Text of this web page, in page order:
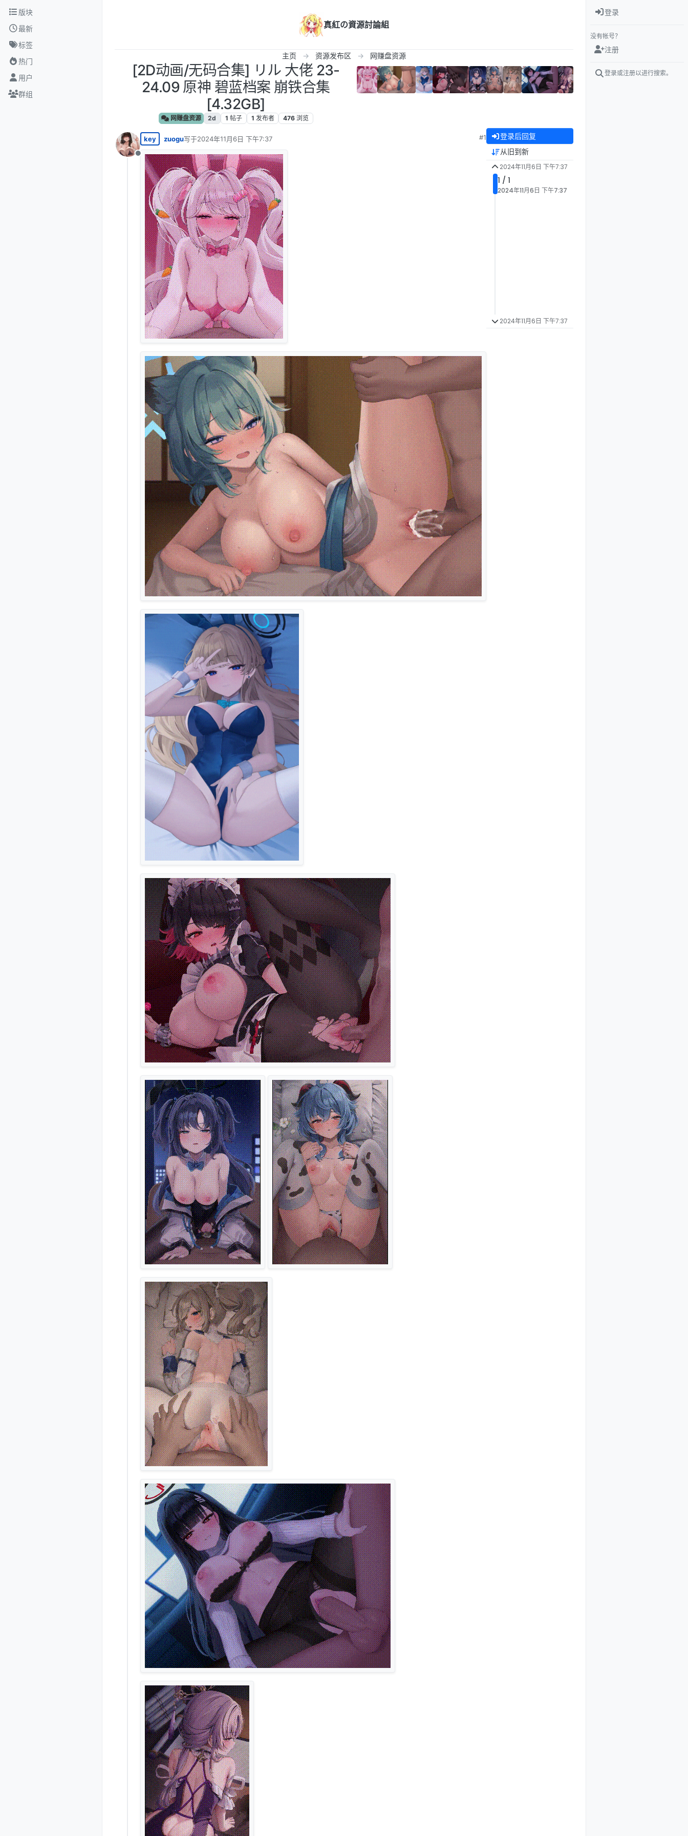
跳转至内容
版块
最新
标签
热门
用户
群组
真紅の資源討論組
主页 资源发布区 网赚盘资源
[2D动画/无码合集] リル 大佬 23-
24.09 原神 碧蓝档案 崩铁合集
[4.32GB]
网赚盘资源 2d 1 帖子 1 发布者 476 浏览
离线
key zuogu写于2024年11月6日 下午7:37
最后由 编辑
#1 登录后回复
从旧到新
2024年11月6日 下午7:37
1 / 1
2024年11月6日 下午7:37
2024年11月6日 下午7:37
登录
没有帐号？
注册
登录或注册以进行搜索。